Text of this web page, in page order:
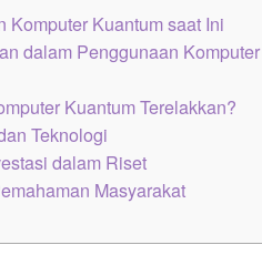
Komputer Kuantum saat Ini
dalam Penggunaan Komputer
Kuantum Terelakkan?
Teknologi
dalam Riset
Masyarakat